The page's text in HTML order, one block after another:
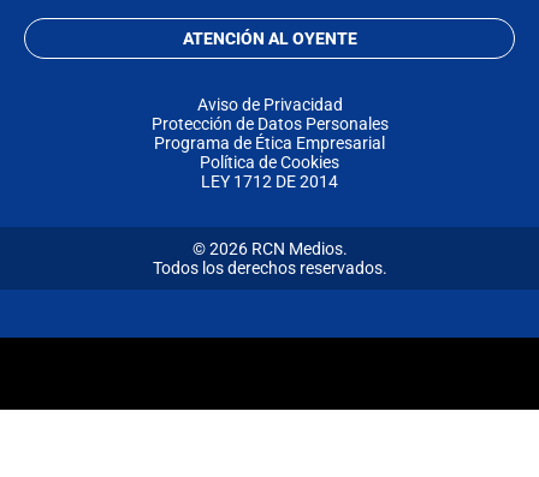
ATENCIÓN AL OYENTE
Aviso de Privacidad
Protección de Datos Personales
Programa de Ética Empresarial
Política de Cookies
LEY 1712 DE 2014
© 2026 RCN Medios.
Todos los derechos reservados.